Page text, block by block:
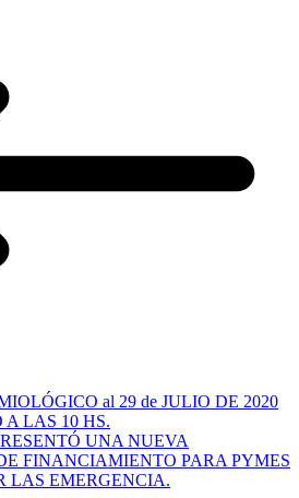
al 29 de JULIO DE 2020
LAS 10 HS.
UNA NUEVA
FINANCIAMIENTO PARA PYMES
LAS EMERGENCIA.